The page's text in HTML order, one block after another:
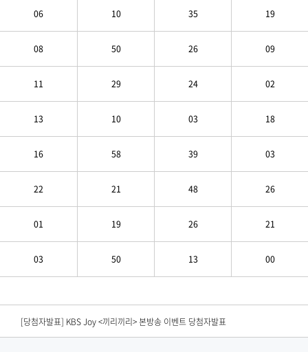
06 10 35 19
08 50 26 09
11 29 24 02
13 10 03 18
16 58 39 03
22 21 48 26
01 19 26 21
03 50 13 00
[편성공지] KBS N SPORTS <2026 KBO리그> 경기 중단안내
[당첨자발표] KBS Joy <끼리끼리> 본방송 이벤트 당첨자발표​